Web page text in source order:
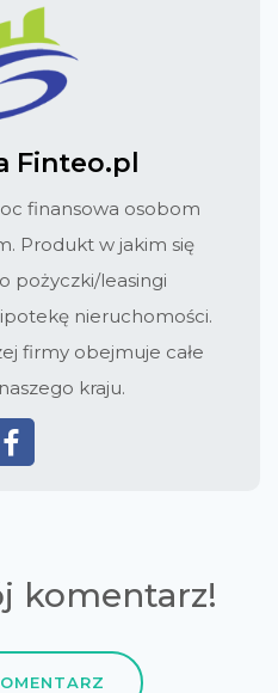
Finteo.pl
finansowa osobom
Produkt w jakim się
pożyczki/leasingi
nieruchomości.
firmy obejmuje całe
kraju.
komentarz!